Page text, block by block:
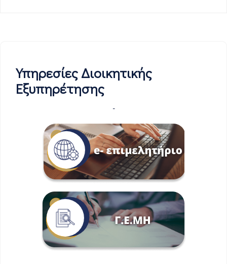
Υπηρεσίες Διοικητικής
Εξυπηρέτησης
-